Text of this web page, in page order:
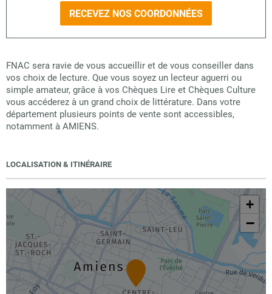
RECEVEZ NOS COORDONNÉES
FNAC sera ravie de vous accueillir et de vous conseiller dans
vos choix de lecture. Que vous soyez un lecteur aguerri ou
simple amateur, grâce à vos Chèques Lire et Chèques Culture
vous accéderez à un grand choix de littérature. Dans votre
département plusieurs points de vente sont accessibles,
notamment à AMIENS.
LOCALISATION & ITINÉRAIRE
+
−